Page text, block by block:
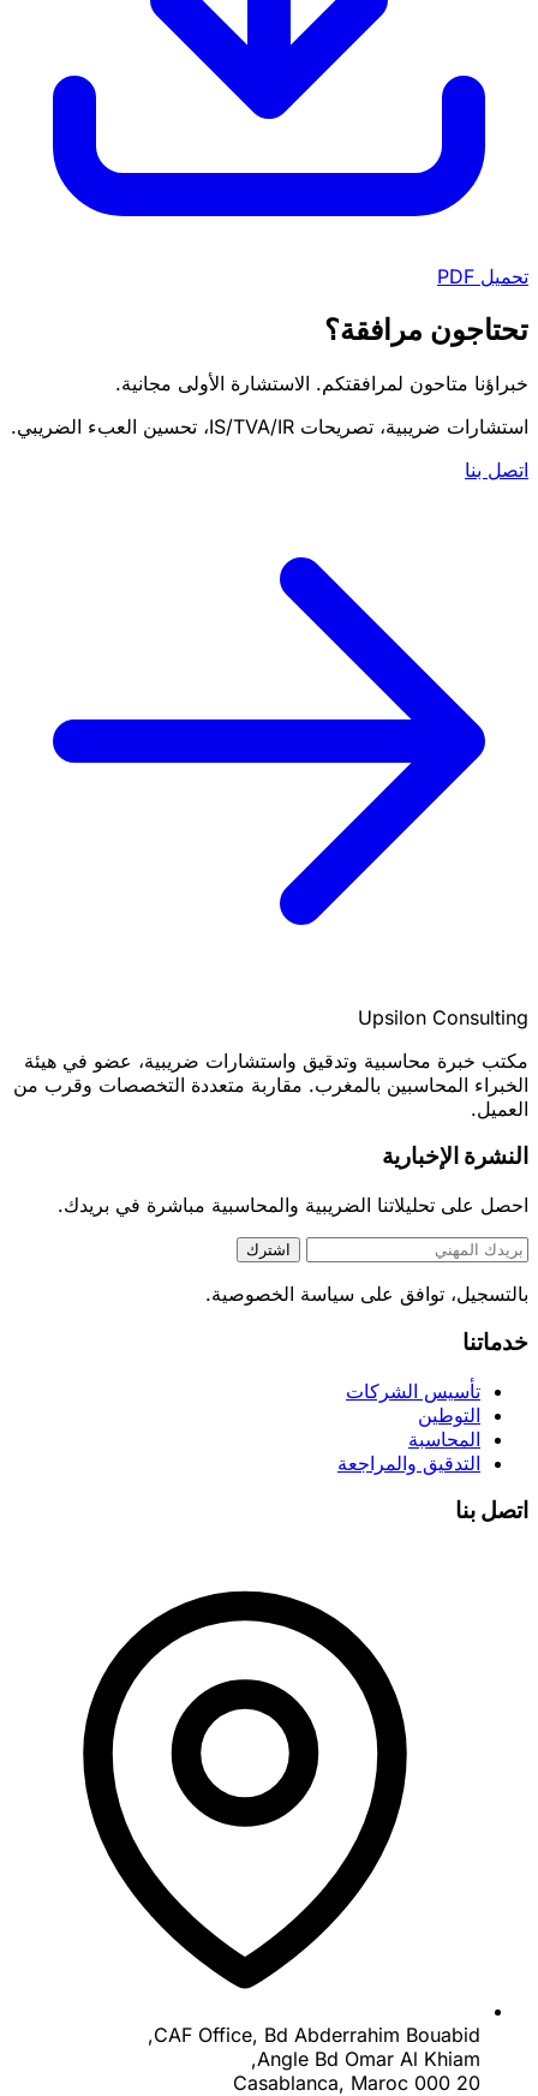
تحميل PDF
تحتاجون مرافقة؟
خبراؤنا متاحون لمرافقتكم. الاستشارة الأولى مجانية.
استشارات ضريبية، تصريحات IS/TVA/IR، تحسين العبء الضريبي.
اتصل بنا
Upsilon Consulting
مكتب خبرة محاسبية وتدقيق واستشارات ضريبية، عضو في هيئة
الخبراء المحاسبين بالمغرب. مقاربة متعددة التخصصات وقرب من
العميل.
النشرة الإخبارية
احصل على تحليلاتنا الضريبية والمحاسبية مباشرة في بريدك.
اشترك
بالتسجيل، توافق على سياسة الخصوصية.
خدماتنا
تأسيس الشركات
التوطين
المحاسبة
التدقيق والمراجعة
اتصل بنا
CAF Office, Bd Abderrahim Bouabid,
Angle Bd Omar Al Khiam,
20 000 Casablanca, Maroc